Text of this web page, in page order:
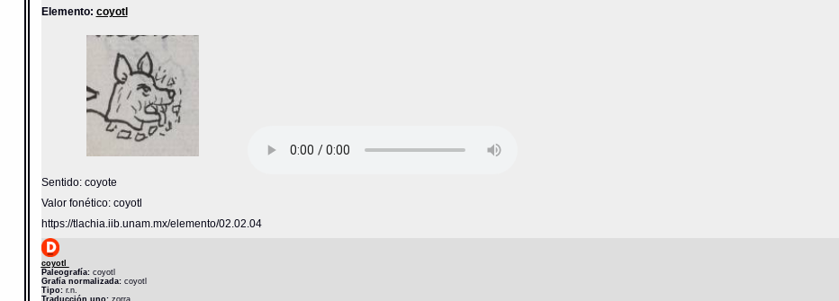
Elemento: coyotl
Sentido: coyote
Valor fonético: coyotl
https://tlachia.iib.unam.mx/elemento/02.02.04
coyotl
Paleografía:coyotl
Grafía normalizada:coyotl
Tipo:r.n.